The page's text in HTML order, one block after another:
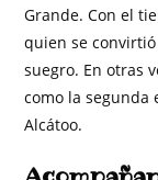
Grande. Con el
quien se
suegro. En otras
como la segunda
Alcátoo.